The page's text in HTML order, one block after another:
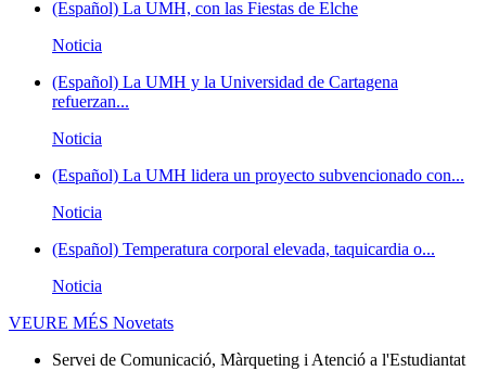
(Español) La UMH, con las Fiestas de Elche
Noticia
(Español) La UMH y la Universidad de Cartagena
refuerzan...
Noticia
(Español) La UMH lidera un proyecto subvencionado con...
Noticia
(Español) Temperatura corporal elevada, taquicardia o...
Noticia
VEURE MÉS Novetats
Servei de Comunicació, Màrqueting i Atenció a l'Estudiantat